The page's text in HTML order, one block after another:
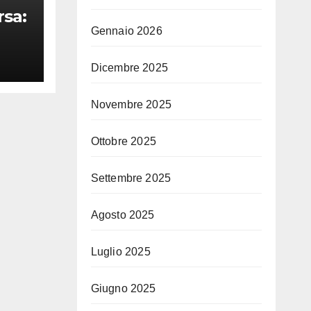
Gennaio 2026
Dicembre 2025
Novembre 2025
Ottobre 2025
Settembre 2025
Agosto 2025
Luglio 2025
Giugno 2025